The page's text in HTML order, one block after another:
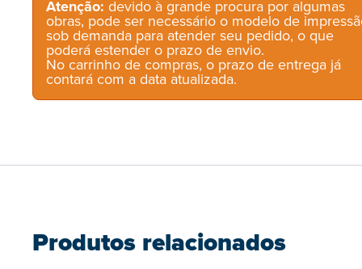
Atenção: devido à grande procura por algumas
obras, pode ser necessário o modelo de
sob demanda para atender seu pedido, o que
poderá estender o prazo de envio.
No carrinho de compras, o prazo de entrega já
contará com a data atualizada.
Produtos relacionados